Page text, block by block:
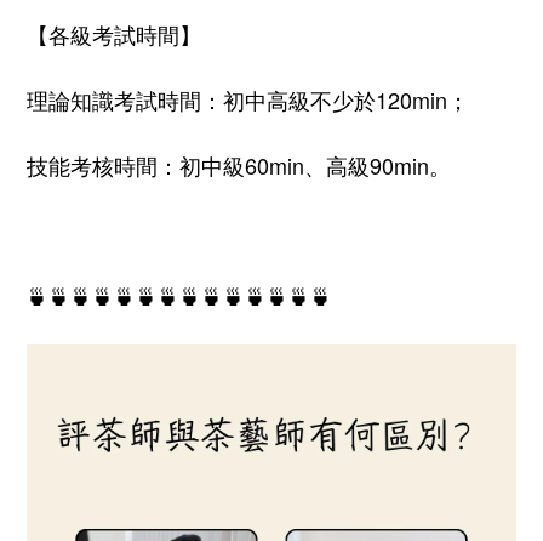
【各級考試時間】
理論知識考試時間：初中高級不少於120min ；
技能考核時間：初中級60min、高級90min。
🍵🍵🍵🍵🍵🍵🍵🍵🍵🍵🍵🍵🍵🍵